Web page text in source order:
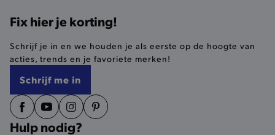
Fix hier je korting!
Schrijf je in en we houden je als eerste op de hoogte van
acties, trends en je favoriete merken!
Schrijf me in
Hulp nodig?
product-added-modal
.brooklyn.be
selected-val
pickupStoreVal